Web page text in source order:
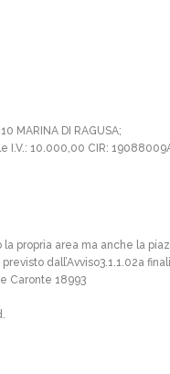
MARINA DI RAGUSA;
I.V.: 10.000,00 CIR:
propria area ma anche la
dall’Avviso3.1.1.02a
Caronte 18993